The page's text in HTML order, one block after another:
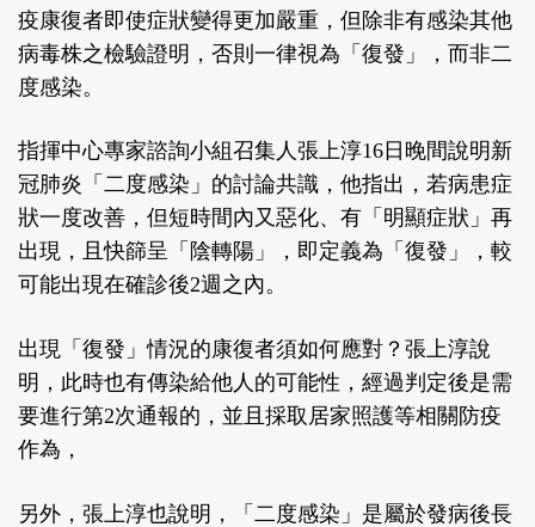
疫康復者即使症狀變得更加嚴重，但除非有感染其他
病毒株之檢驗證明，否則一律視為「復發」，而非二
度感染。
指揮中心專家諮詢小組召集人張上淳16日晚間說明新
冠肺炎「二度感染」的討論共識，他指出，若病患症
狀一度改善，但短時間內又惡化、有「明顯症狀」再
出現，且快篩呈「陰轉陽」，即定義為「復發」，較
可能出現在確診後2週之內。
出現「復發」情況的康復者須如何應對？張上淳說
明，此時也有傳染給他人的可能性，經過判定後是需
要進行第2次通報的，並且採取居家照護等相關防疫
作為，
另外，張上淳也說明，「二度感染」是屬於發病後長